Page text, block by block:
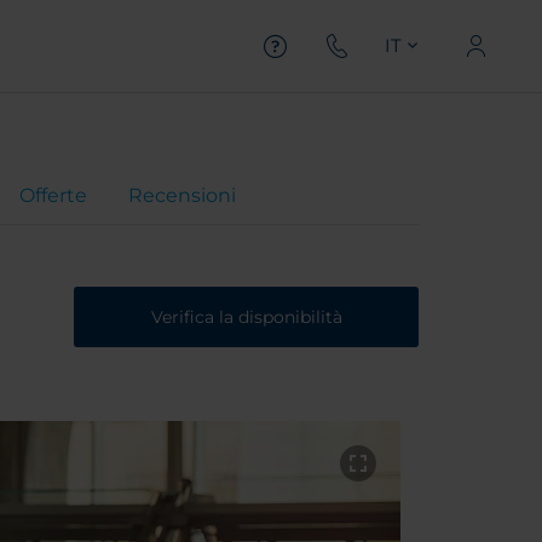
IT
Offerte Recensioni
Verifica la disponibilità